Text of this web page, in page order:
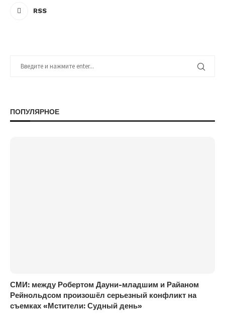
RSS
ПОПУЛЯРНОЕ
СМИ: между Робертом Дауни-младшим и Райаном
Рейнольдсом произошёл серьезный конфликт на
съемках «Мстители: Судный день»